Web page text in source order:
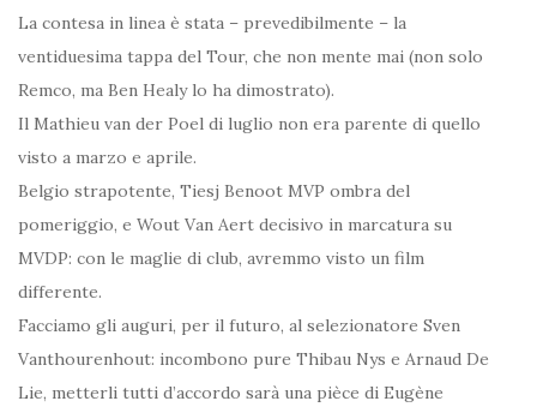
La contesa in linea è stata – prevedibilmente – la
ventiduesima tappa del Tour, che non mente mai (non solo
Remco, ma Ben Healy lo ha dimostrato).
Il Mathieu van der Poel di luglio non era parente di quello
visto a marzo e aprile.
Belgio strapotente, Tiesj Benoot MVP ombra del
pomeriggio, e Wout Van Aert decisivo in marcatura su
MVDP: con le maglie di club, avremmo visto un film
differente.
Facciamo gli auguri, per il futuro, al selezionatore Sven
Vanthourenhout: incombono pure Thibau Nys e Arnaud De
Lie, metterli tutti d’accordo sarà una pièce di Eugène